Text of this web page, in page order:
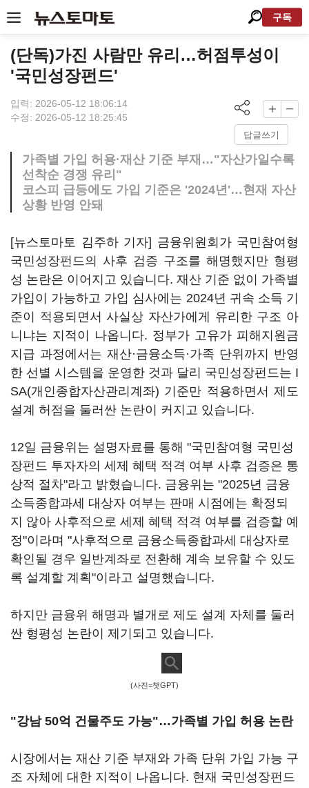
구독
(단독)가진 사람만 유리…허점투성이
'국민성장펀드'
입력: 2026-05-12 18:06:14
수정: 2026-05-12 18:25:45
답글쓰기
가족별 가입 허용·재산 기준 부재…"자산가일수록
선착순 경쟁 유리"
코스피 급등에도 가입 기준은 '2024년'…현재 자산
상황 반영 안돼
[뉴스토마토 김주하 기자] 금융위원회가 국민참여형
국민성장펀드의 사후 검증 구조를 해명했지만 형평
성 논란은 이어지고 있습니다. 재산 기준 없이 가족별
가입이 가능하고 가입 심사에는 2024년 귀속 소득 기
준이 적용되면서 사실상 자산가에게 유리한 구조 아
니냐는 지적이 나옵니다. 정부가 고유가 피해지원금
지급 과정에서는 재산·금융소득·가족 단위까지 반영
한 선별 시스템을 운영한 것과 달리 국민성장펀드는 I
SA(개인종합자산관리계좌) 기준만 적용하면서 제도
설계 허점을 둘러싼 논란이 커지고 있습니다.
12일 금융위는 설명자료를 통해 "국민참여형 국민성
장펀드 투자자의 세제 혜택 적격 여부 사후 검증은 통
상적 절차"라고 밝혔습니다. 금융위는 "2025년 금융
소득종합과세 대상자 여부는 판매 시점에는 확정되
지 않아 사후적으로 세제 혜택 적격 여부를 검증할 예
정"이라며 "사후적으로 금융소득종합과세 대상자로
확인될 경우 일반계좌로 전환해 계속 보유할 수 있도
록 설계할 계획"이라고 설명했습니다.
하지만 금융위 해명과 별개로 제도 설계 자체를 둘러
싼 형평성 논란이 제기되고 있습니다.
(사진=챗GPT)
"강남 50억 건물주도 가능"…가족별 가입 허용 논란
시장에서는 재산 기준 부재와 가족 단위 가입 가능 구
조 자체에 대한 지적이 나옵니다. 현재 국민성장펀드